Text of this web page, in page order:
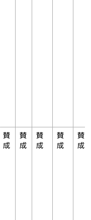
賛
成
賛
成
賛
成
賛
成
賛
成